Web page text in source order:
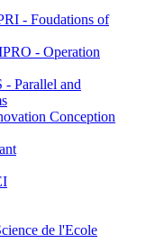
- Foudations of
- Operation
Parallel and
Conception
de l'Ecole